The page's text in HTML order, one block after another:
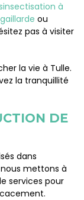
à
ou
pas à visiter
la vie à Tulle.
la tranquillité
DE
dans
mettons à
services pour